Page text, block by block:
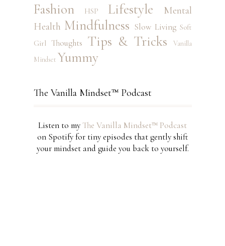
Fashion HSP Lifestyle
Mental
Health Mindfulness Slow Living Soft
Girl
Thoughts Tips & Tricks
Vanilla
Mindset Yummy
The Vanilla Mindset™ Podcast
Listen to myThe Vanilla Mindset™ Podcast
on Spotify for tiny episodes that gently shift
your mindset and guide you back to yourself.